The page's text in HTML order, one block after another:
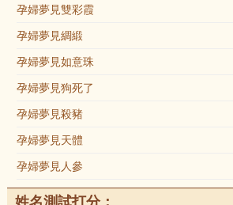
孕婦夢見雙彩霞
孕婦夢見綢緞
孕婦夢見如意珠
孕婦夢見狗死了
孕婦夢見殺豬
孕婦夢見天體
孕婦夢見人參
姓名測試打分：